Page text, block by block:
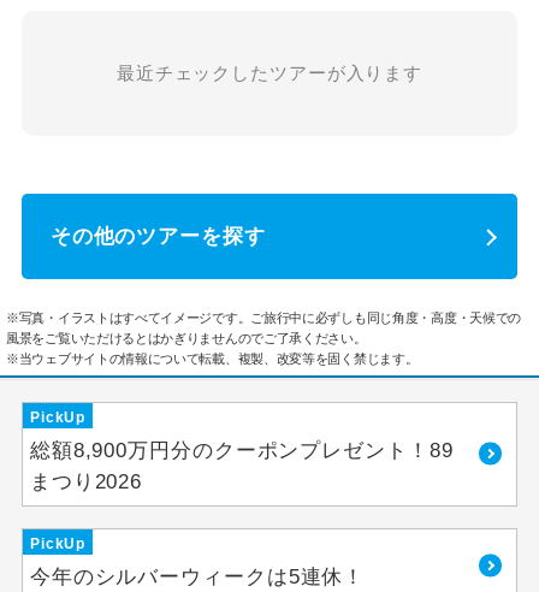
最近チェックしたツアーが入ります
その他のツアーを探す
※写真・イラストはすべてイメージです。ご旅行中に必ずしも同じ角度・高度・天候での
風景をご覧いただけるとはかぎりませんのでご了承ください。
※当ウェブサイトの情報について転載、複製、改変等を固く禁じます。
PickUp
総額8,900万円分のクーポンプレゼント！89
まつり2026
PickUp
今年のシルバーウィークは5連休！